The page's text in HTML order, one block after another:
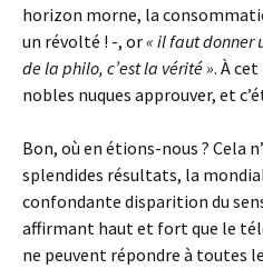
horizon morne, la
un révolté ! -, or« il faut donner
de la philo, c’est la vérité ». À
nobles nuques approuver, et
Bon, où en étions-nous ? Cela
splendides résultats, la
confondante disparition du
affirmant haut et fort que le
ne peuvent répondre à toutes